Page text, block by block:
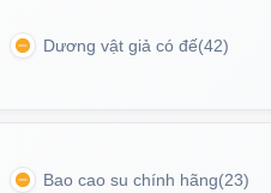
Dương vật giả có đế(42)
Bao cao su chính hãng(23)